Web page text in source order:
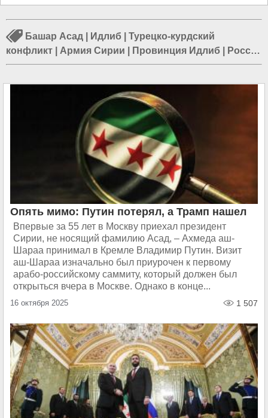
Башар Асад Идлиб
Турецко-курдский
конфликт
Армия Сирии Провинция Идлиб
Россия
в Сирии|Путин в Сирии|США в Сирии|ИГИЛ в
Опять мимо: Путин потерял, а Трамп нашел
Впервые за 55 лет в Москву приехал президент
Сирии, не носящий фамилию Асад, – Ахмеда аш-
Шараа принимал в Кремле Владимир Путин. Визит
аш-Шараа изначально был приурочен к первому
арабо-российскому саммиту, который должен был
открыться вчера в Москве. Однако в конце...
16 октября 2025 1 507